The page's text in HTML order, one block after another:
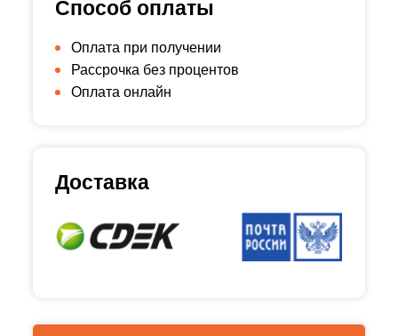
Способ оплаты
Оплата при получении
Рассрочка без процентов
Оплата онлайн
Доставка